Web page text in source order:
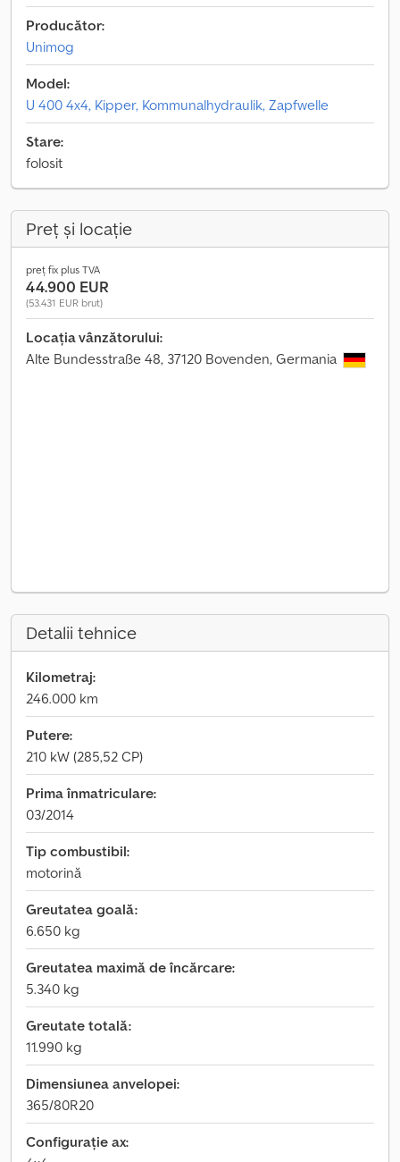
Producător:
Unimog
Model:
U 400 4x4, Kipper, Kommunalhydraulik, Zapfwelle
Stare:
folosit
Preț și locație
preț fix plus TVA
44.900 EUR
(53.431 EUR brut)
Locația vânzătorului:
Alte Bundesstraße 48, 37120 Bovenden, Germania
Detalii tehnice
Kilometraj:
246.000 km
Putere:
210 kW (285,52 CP)
Prima înmatriculare:
03/2014
Tip combustibil:
motorină
Greutatea goală:
6.650 kg
Greutatea maximă de încărcare:
5.340 kg
Greutate totală:
11.990 kg
Dimensiunea anvelopei:
365/80R20
Configurație ax: